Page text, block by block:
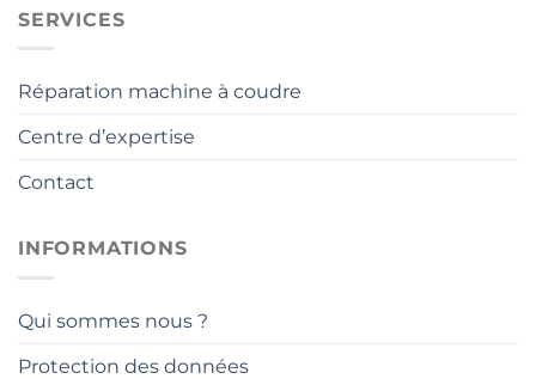
SERVICES
Réparation machine à coudre
Centre d’expertise
Contact
INFORMATIONS
Qui sommes nous ?
Protection des données